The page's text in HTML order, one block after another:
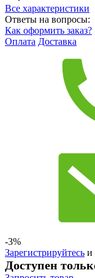
Все характеристики
Ответы на вопросы:
Как оформить заказ?
Оплата Доставка
-3%
Зарегистрируйтесь и
Доступен